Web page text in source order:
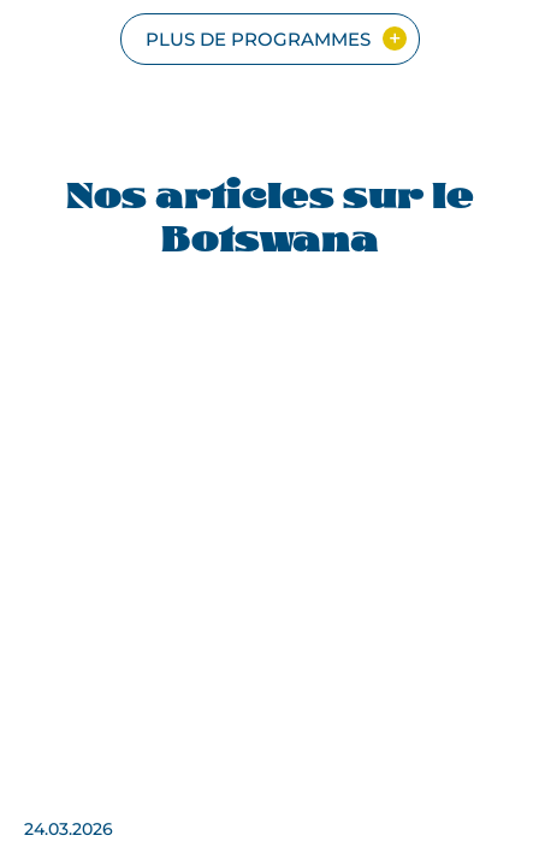
AU
BOTSWANA
PLUS DE PROGRAMMES
Nos articles sur le
Botswana
24.03.2026